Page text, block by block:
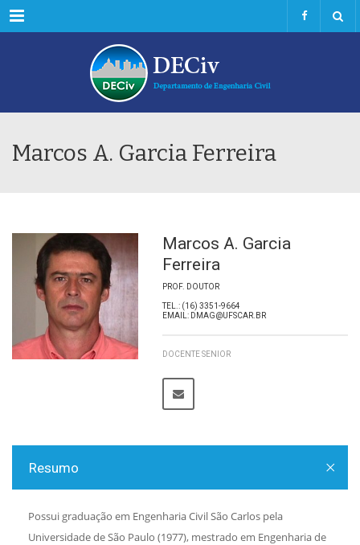
Menu
Marcos A. Garcia Ferreira
Marcos A. Garcia
Ferreira
PROF. DOUTOR
TEL.: (16) 3351-9664
EMAIL: DMAG@UFSCAR.BR
DOCENTE SENIOR
Resumo
Possui graduação em Engenharia Civil São Carlos pela
Universidade de São Paulo (1977), mestrado em Engenharia de